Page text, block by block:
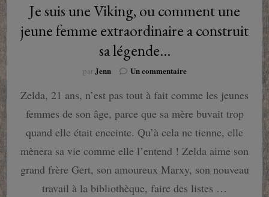
Je suis une Viking, ou comment une
jeune femme extraordinaire a construit
sa légende…
parJenn Un commentairesur
suis
Viking,
ou
une
jeune
femme
extraordinaire
Zelda, 21 ans, n’est pas tout à fait comme les jeunes
femmes de son âge, parce que sa mère buvait trop
quand elle était enceinte. Qu’à cela ne tienne, elle
mènera sa vie comme elle l’entend ! Zelda aime son
grand frère Gert, son amoureux Marxy, son nouveau
travail à la bibliothèque, faire des listes …